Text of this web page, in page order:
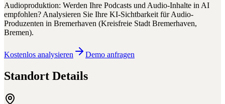
Audioproduktion: Werden Ihre Podcasts und Audio-Inhalte in AI
empfohlen? Analysieren Sie Ihre KI-Sichtbarkeit fürAudio-
Produzenten in Bremerhaven (Kreisfreie Stadt Bremerhaven,
Bremen).
Kostenlos analysieren Demo anfragen
Standort Details